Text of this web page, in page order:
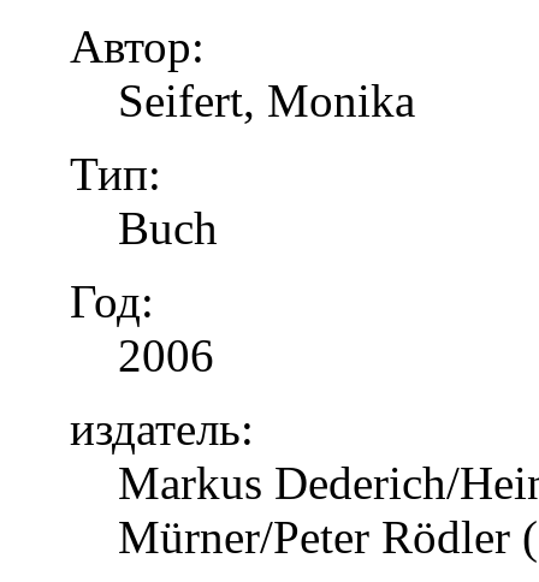
Автор:
Seifert, Monika
Тип:
Buch
Год:
2006
издатель:
Markus Dederich/
Mürner/Peter Rödler